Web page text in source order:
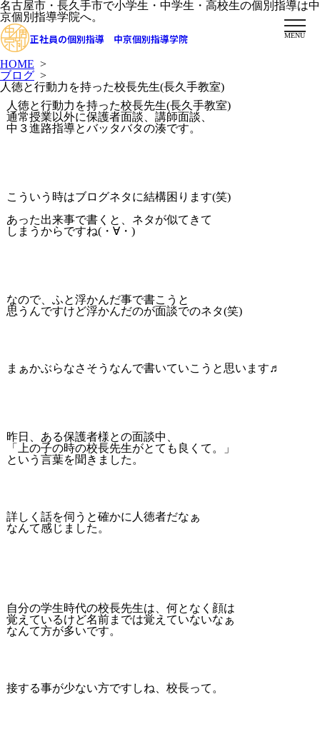
名古屋市・長久手市で小学生・中学生・高校生の個別指導は中
京個別指導学院へ。
正社員の個別指導 中京個別指導学院 MENU
HOME >
ブログ >
人徳と行動力を持った校長先生(長久手教室)
人徳と行動力を持った校長先生(長久手教室)
通常授業以外に保護者面談、講師面談、
中３進路指導とバッタバタの湊です。
こういう時はブログネタに結構困ります(笑)
あった出来事で書くと、ネタが似てきて
しまうからですね(・∀・)
なので、ふと浮かんだ事で書こうと
思うんですけど浮かんだのが面談でのネタ(笑)
まぁかぶらなさそうなんで書いていこうと思います♬
昨日、ある保護者様との面談中、
「上の子の時の校長先生がとても良くて。」
という言葉を聞きました。
詳しく話を伺うと確かに人徳者だなぁ
なんて感じました。
自分の学生時代の校長先生は、何となく顔は
覚えているけど名前までは覚えていないなぁ
なんて方が多いです。
接する事が少ない方ですしね、校長って。